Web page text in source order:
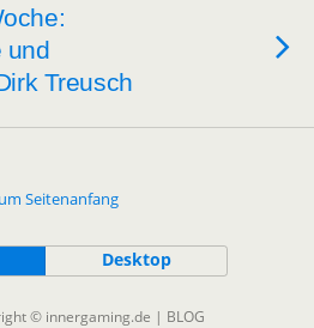
und
Treusch
Seitenanfang
Desktop
© innergaming.de | BLOG